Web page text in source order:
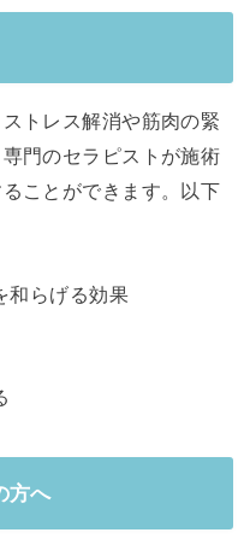
トレス解消や筋肉の緊
門のセラピストが施術
ことができます。以下
和らげる効果
方へ